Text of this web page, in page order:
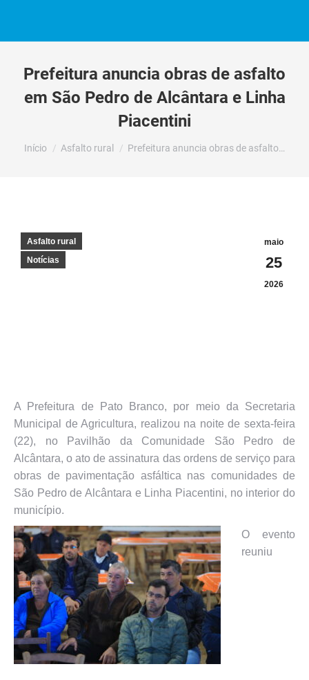
Prefeitura anuncia obras de asfalto
em São Pedro de Alcântara e Linha
Piacentini
Você está aqui:
Início Asfalto rural Prefeitura anuncia obras de asfalto…
maio
25
2026
Asfalto rural
Notícias
A Prefeitura de Pato Branco, por meio da Secretaria
Municipal de Agricultura, realizou na noite de sexta-feira
(22), no Pavilhão da Comunidade São Pedro de
Alcântara, o ato de assinatura das ordens de serviço para
obras de pavimentação asfáltica nas comunidades de
São Pedro de Alcântara e Linha Piacentini, no interior do
município.
O evento
reuniu